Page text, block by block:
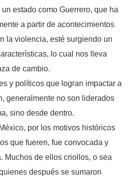
estado como Guerrero, que ha
a partir de acontecimientos
la violencia, esté surgiendo un
lo cual nos lleva
de cambio.
y políticos que logran impactar a
generalmente no son liderados
sino desde dentro.
por los motivos históricos
que fueren, fue convocada y
Muchos de ellos criollos, o sea
después se sumaron